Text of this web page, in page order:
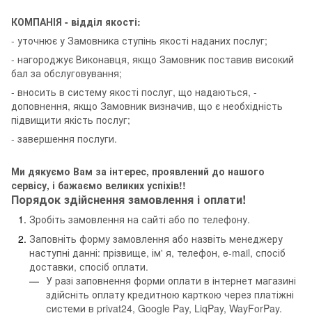
КОМПАНІЯ - відділ якості:
- уточнює у Замовника ступінь якості наданих послуг;
- нагороджує Виконавця, якщо Замовник поставив високий
бал за обслуговування;
- вносить в систему якості послуг, що надаються, -
доповнення, якщо Замовник визначив, що є необхідність
підвищити якість послуг;
- завершення послуги.
Ми дякуємо Вам за інтерес, проявлений до нашого
сервісу, і бажаємо великих успіхів!!
Порядок здійснення замовлення і оплати!
Зробіть замовлення на сайті або по телефону.
Заповніть форму замовлення або назвіть менеджеру
наступні данні: прізвище, ім' я, телефон, e-mail, спосіб
доставки, спосіб оплати.
У разі заповнення форми оплати в інтернет магазині
здійсніть оплату кредитною карткою через платіжні
системи в privat24, Google Pay, LiqPay, WayForPay.